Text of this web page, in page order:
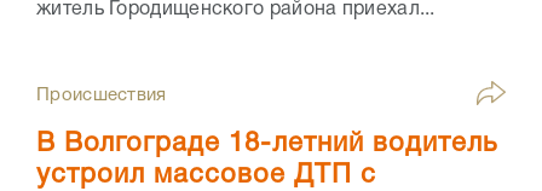
житель Городищенского района приехал...
Происшествия
В Волгограде 18-летний водитель
устроил массовое ДТП с